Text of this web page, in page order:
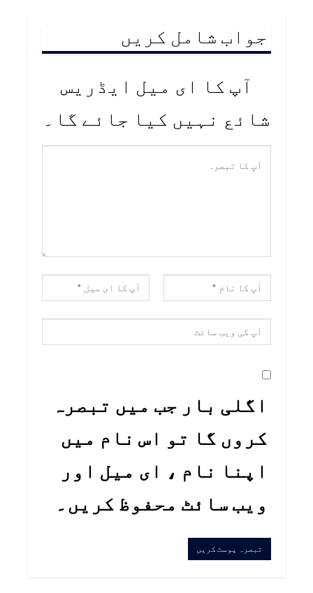
جواب شامل کریں
آپ کا ای میل ایڈریس
شائع نہیں کیا جائے گا۔
اگلی بار جب میں تبصرہ
کروں گا تو اس نام میں
اپنا نام ، ای میل اور
ویب سائٹ محفوظ کریں۔